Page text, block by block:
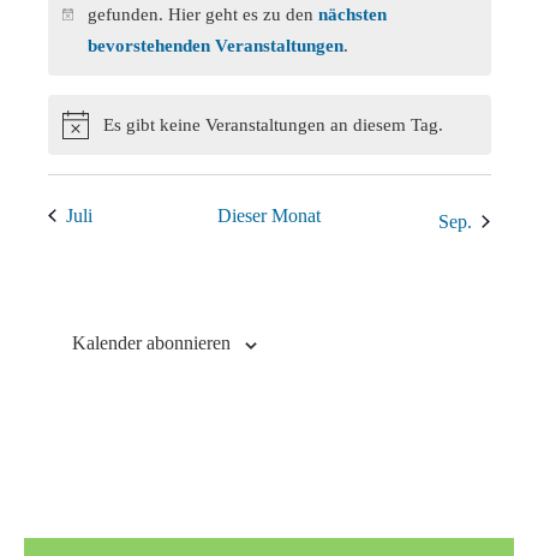
Hinweis
gefunden. Hier geht es zu den nächsten
bevorstehenden Veranstaltungen.
Hinweis
Es gibt keine Veranstaltungen an diesem Tag.
Juli Dieser Monat Sep.
Kalender abonnieren